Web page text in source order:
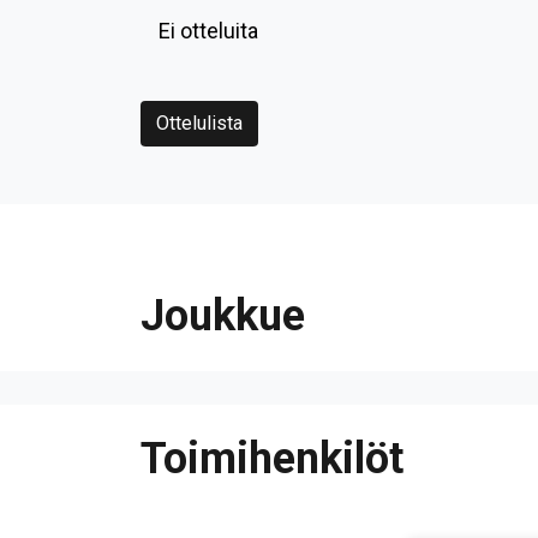
Ei otteluita
Ottelulista
Joukkue
Toimihenkilöt